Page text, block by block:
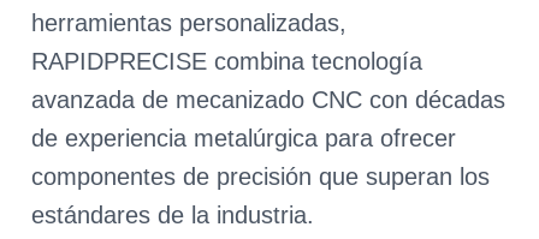
herramientas personalizadas,
RAPIDPRECISE combina tecnología
avanzada de mecanizado CNC con décadas
de experiencia metalúrgica para ofrecer
componentes de precisión que superan los
estándares de la industria.